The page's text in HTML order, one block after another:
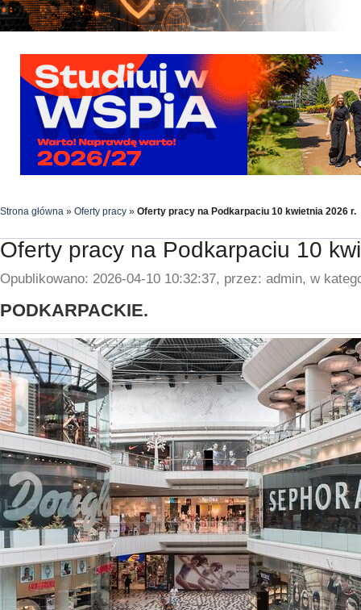
Strona główna » Oferty pracy » Oferty pracy na Podkarpaciu 10 kwietnia 2026 r.
Oferty pracy na Podkarpaciu 10
Opublikowano: 2026-04-10 10:32:37, przez: admin, w
PODKARPACKIE.